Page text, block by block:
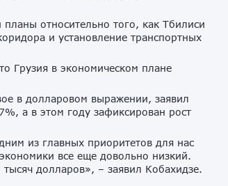
относительно того, как Тбилиси
и установление транспортных
Грузия в экономическом плане
в долларовом выражении, заявил
а в этом году зафиксирован рост
из главных приоритетов для нас
все еще довольно низкий.
долларов», – заявил Кобахидзе.